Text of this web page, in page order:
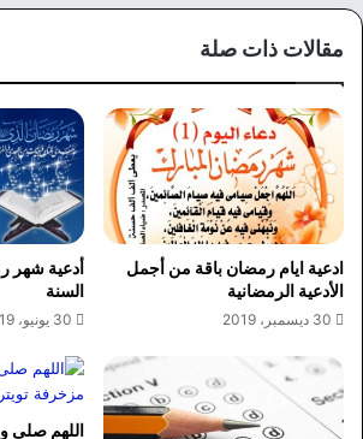
وك
مقالات ذات صلة
ادعية ايام رمضان باقة من أجمل
الأدعية الرمضانية
30 ديسمبر، 2019
أدعية شهر
السنة
30 يونيو، 2019
اللهم صلى